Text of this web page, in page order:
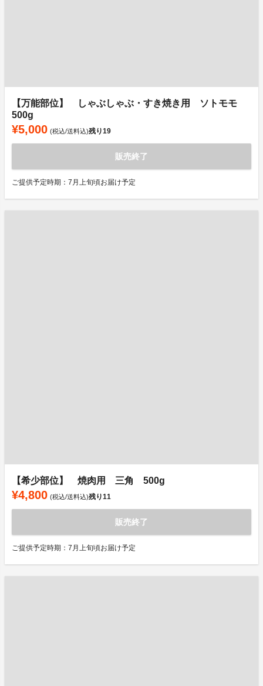
【万能部位】 しゃぶしゃぶ・すき焼き用 ソトモモ
500g
¥5,000 (税込/送料込)残り19
販売終了
ご提供予定時期：7月上旬頃お届け予定
【希少部位】 焼肉用 三角 500g
¥4,800 (税込/送料込)残り11
販売終了
ご提供予定時期：7月上旬頃お届け予定